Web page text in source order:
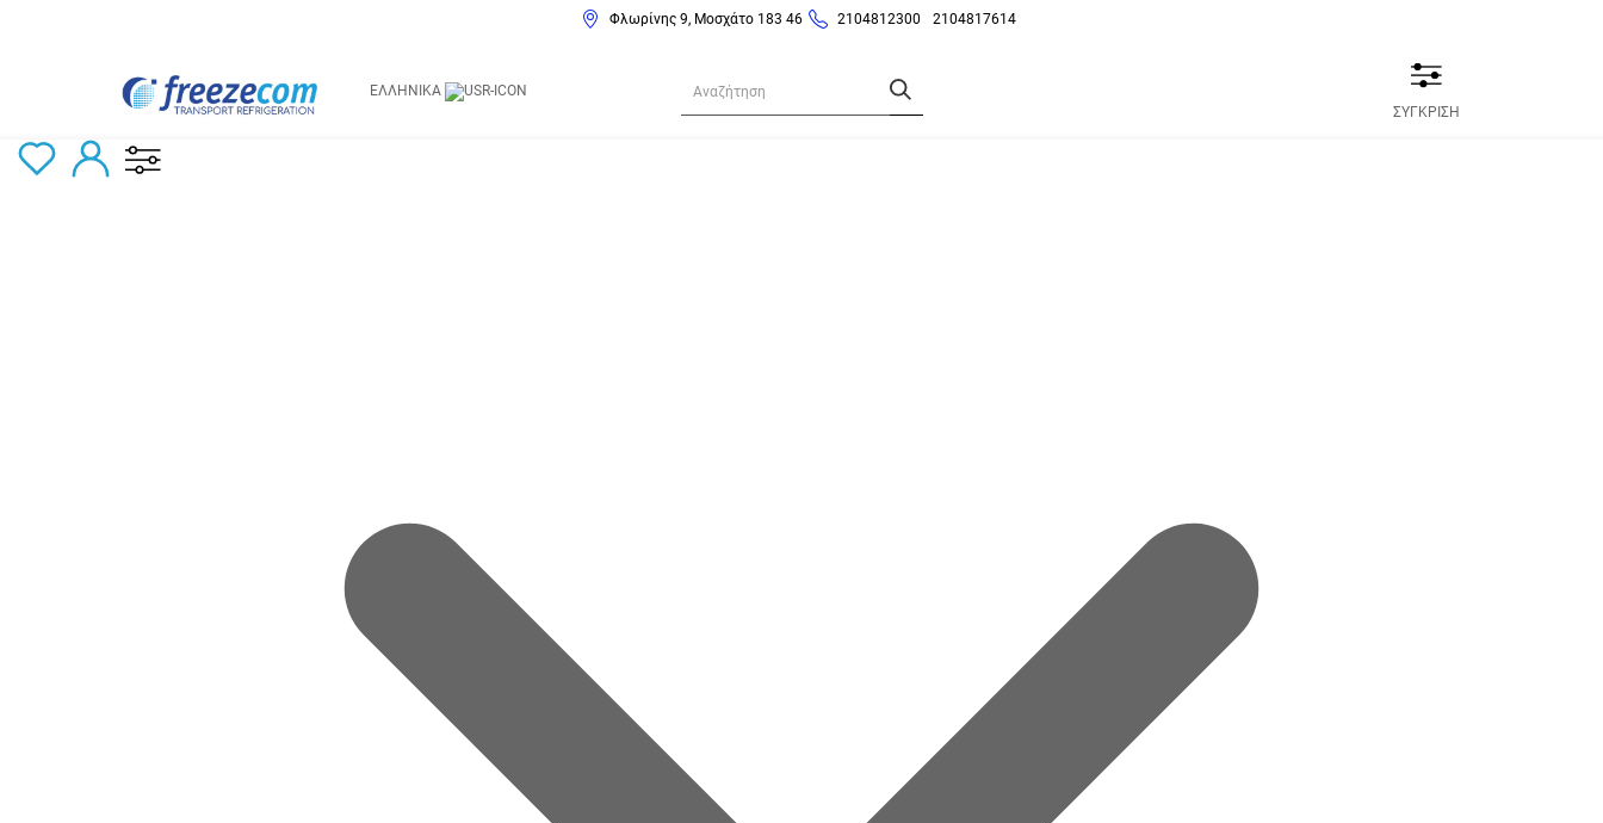
Φλωρίνης 9, Μοσχάτο 183 46 2104812300 2104817614
ΕΛΛΗΝΙΚΆ
ΣΥΓΚΡΙΣΗ